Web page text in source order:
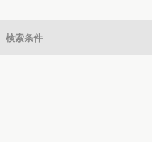
検索条件